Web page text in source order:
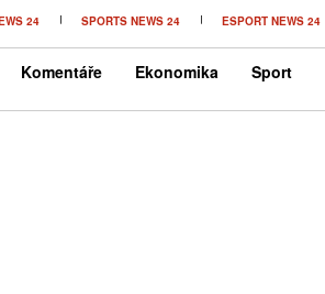
24 SPORTS NEWS 24 ESPORT NEWS 24
Komentáře Ekonomika Sport